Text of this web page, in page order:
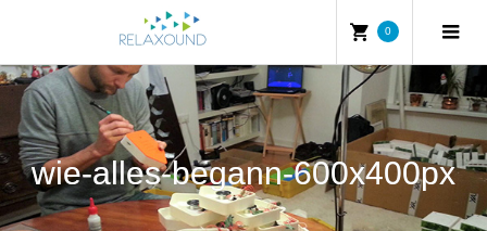
0
wie-alles-begann-600x400px